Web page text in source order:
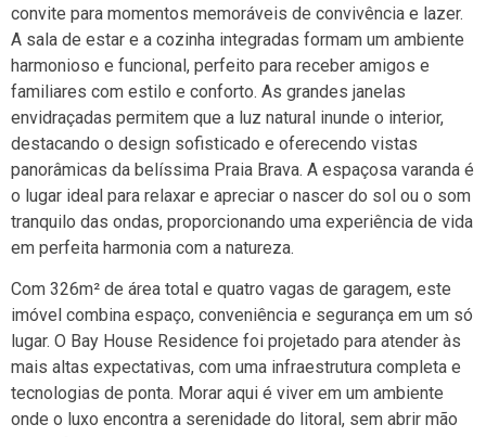
convite para momentos memoráveis de convivência e lazer.
A sala de estar e a cozinha integradas formam um ambiente
harmonioso e funcional, perfeito para receber amigos e
familiares com estilo e conforto. As grandes janelas
envidraçadas permitem que a luz natural inunde o interior,
destacando o design sofisticado e oferecendo vistas
panorâmicas da belíssima Praia Brava. A espaçosa varanda é
o lugar ideal para relaxar e apreciar o nascer do sol ou o som
tranquilo das ondas, proporcionando uma experiência de vida
em perfeita harmonia com a natureza.
Com 326m² de área total e quatro vagas de garagem, este
imóvel combina espaço, conveniência e segurança em um só
lugar. O Bay House Residence foi projetado para atender às
mais altas expectativas, com uma infraestrutura completa e
tecnologias de ponta. Morar aqui é viver em um ambiente
onde o luxo encontra a serenidade do litoral, sem abrir mão